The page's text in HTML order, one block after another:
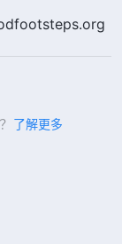
是。）人有多
，没錢的人腰
硬了，説話
話、這個潮
了挣錢不惜一
錢而失去尊
呢？這些對
了解更多